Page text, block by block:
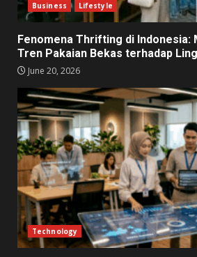
Business Lifestyle
Fenomena Thrifting di Indonesia:
Tren Pakaian Bekas terhadap
June 20, 2026
Technology